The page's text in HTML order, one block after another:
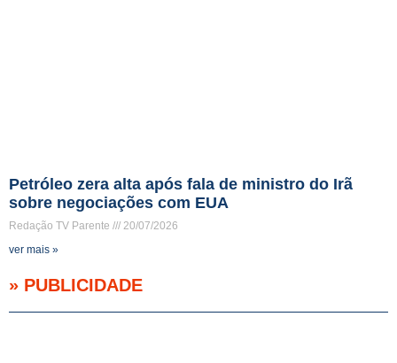
Petróleo zera alta após fala de ministro do Irã
sobre negociações com EUA
Redação TV Parente
20/07/2026
ver mais »
» PUBLICIDADE